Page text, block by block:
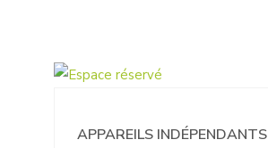
APPAREILS INDÉPENDANTS